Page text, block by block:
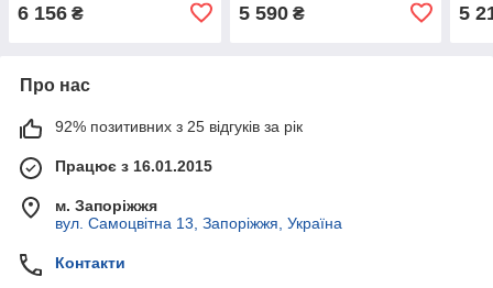
6 156 ₴ 5 590₴ 5
Про нас
92% позитивних з 25 відгуків за рік
Працює з 16.01.2015
м. Запоріжжя
вул. Самоцвітна 13, Запоріжжя, Україна
Контакти